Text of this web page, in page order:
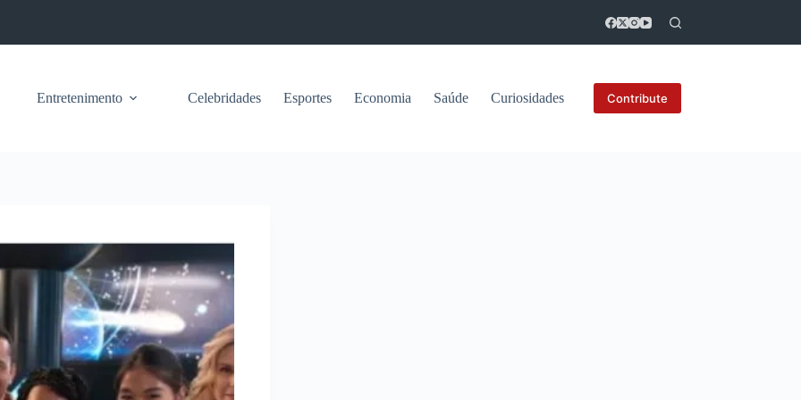
Entretenimento Celebridades Esportes Economia Saúde Curiosidades Contribute